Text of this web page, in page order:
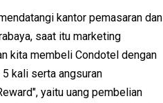
kantor pemasaran dan
saat itu marketing
kita membeli Condotel dengan
kali serta angsuran
yaitu uang pembelian